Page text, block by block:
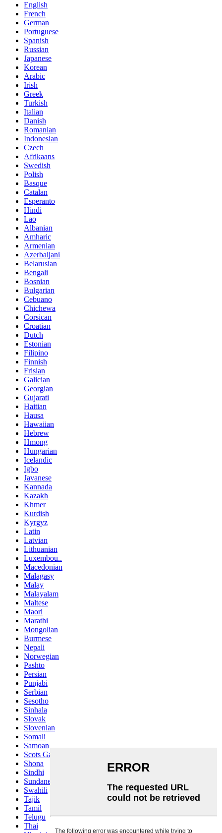
English
French
German
Portuguese
Spanish
Russian
Japanese
Korean
Arabic
Irish
Greek
Turkish
Italian
Danish
Romanian
Indonesian
Czech
Afrikaans
Swedish
Polish
Basque
Catalan
Esperanto
Hindi
Lao
Albanian
Amharic
Armenian
Azerbaijani
Belarusian
Bengali
Bosnian
Bulgarian
Cebuano
Chichewa
Corsican
Croatian
Dutch
Estonian
Filipino
Finnish
Frisian
Galician
Georgian
Gujarati
Haitian
Hausa
Hawaiian
Hebrew
Hmong
Hungarian
Icelandic
Igbo
Javanese
Kannada
Kazakh
Khmer
Kurdish
Kyrgyz
Latin
Latvian
Lithuanian
Luxembou..
Macedonian
Malagasy
Malay
Malayalam
Maltese
Maori
Marathi
Mongolian
Burmese
Nepali
Norwegian
Pashto
Persian
Punjabi
Serbian
Sesotho
Sinhala
Slovak
Slovenian
Somali
Samoan
Scots Gaelic
Shona
Sindhi
Sundanese
Swahili
Tajik
Tamil
Telugu
Thai